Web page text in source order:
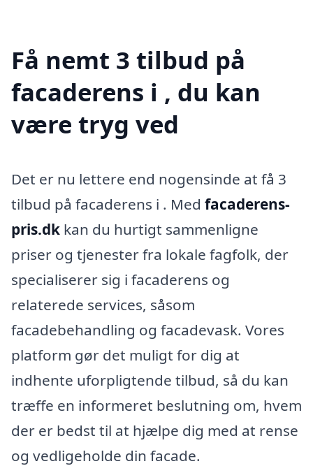
Få nemt 3 tilbud på
facaderens i , du kan
være tryg ved
Det er nu lettere end nogensinde at få 3
tilbud på facaderens i . Med facaderens-
pris.dk kan du hurtigt sammenligne
priser og tjenester fra lokale fagfolk, der
specialiserer sig i facaderens og
relaterede services, såsom
facadebehandling og facadevask. Vores
platform gør det muligt for dig at
indhente uforpligtende tilbud, så du kan
træffe en informeret beslutning om, hvem
der er bedst til at hjælpe dig med at rense
og vedligeholde din facade.